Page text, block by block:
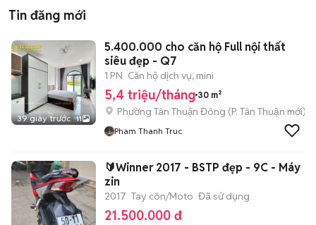
Tin đăng mới
39 giây trước 11
5.400.000 cho căn hộ Full nội thất
siêu đẹp - Q7
1 PN Căn hộ dịch vụ, mini
5,4 triệu/tháng 30 m²
Phường Tân Thuận Đông (P. Tân Thuận mới)
Pham Thanh Truc
🔰Winner 2017 - BSTP đẹp - 9C - Máy
zin
2017 Tay côn/Moto Đã sử dụng
21.500.000 đ